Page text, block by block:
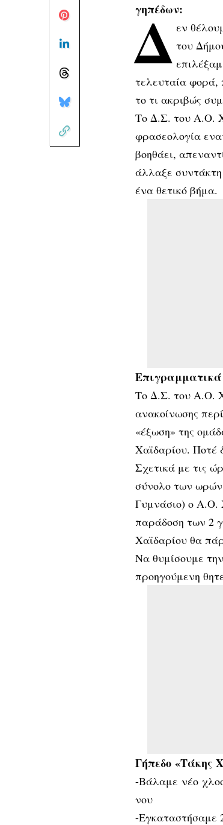
γηπέδων:
Δ εν
του
τελευταία φορά,
το τι ακριβώς
Το Δ.Σ. του Α.Ο.
φρασεολογία
βοηθάει,
άλλαξε
ένα θετικό βήμα.
Το Δ.Σ. του Α.Ο.
ανακοίνωσης
«έξωση» της
Χαϊδαρίου. Ποτέ
Σχετικά με τις
σύνολο των
Γυμνάσιο) ο Α.Ο.
παράδοση των 2
Χαϊδαρίου θα
Να θυμίσουμε
προηγούμενη
Γήπεδο «Τάκης
-Βάλαμε νέο
νου
-Εγκαταστήσαμε